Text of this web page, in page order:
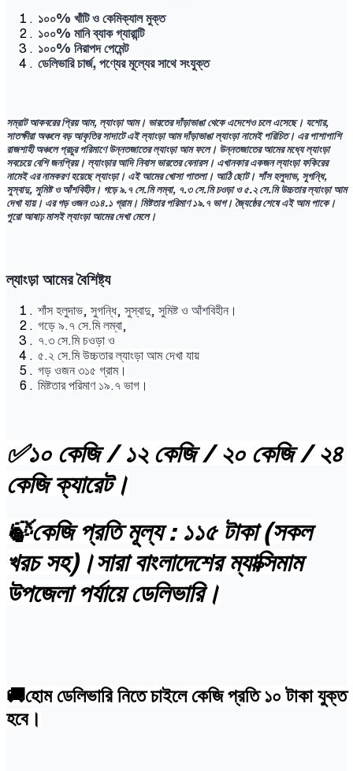
১০০% খাঁটি ও কেমিক্যাল মুক্ত
১০০% মানি ব্যাক গ্যারান্টি
১০০% নিরাপদ পেমেন্ট
ডেলিভারি চার্জ, পণ্যের মূল্যের সাথে সংযুক্ত
সম্রাট আকবরের প্রিয় আম, ল্যাংড়া আম। ভারতের দাঁড়াভাঙা থেকে এদেশেও চলে এসেছে। যশোর,
সাতক্ষীরা অঞ্চলে বড় আকৃতির সাদাটে এই ল্যাংড়া আম দাঁড়াভাঙা ল্যাংড়া নামেই পরিচিত। এর পাশাপাশি
রাজশাহী অঞ্চলে প্রচুর পরিমাণে উন্নতজাতের ল্যাংড়া আম ফলে। উন্নতজাতের আমের মধ্যে ল্যাংড়া
সবচেয়ে বেশি জনপ্রিয়। ল্যাংড়ার আদি নিবাস ভারতের বেনারস। এখানকার একজন ল্যাংড়া ফকিরের
নামেই এর নামকরণ হয়েছে ল্যাংড়া। এই আমের খোসা পাতলা। আঠি ছোট। শাঁস হলুদাভ, সুগন্ধি,
সুস্বাদু, সুমিষ্ট ও আঁশবিহীন। গড়ে ৯.৭ সে.মি লম্বা, ৭.৩ সে.মি চওড়া ও ৫.২ সে.মি উচ্চতার ল্যাংড়া আম
দেখা যায়। এর গড় ওজন ৩১৪.১ গ্রাম। মিষ্টতার পরিমাণ ১৯.৭ ভাগ। জ্যৈষ্ঠের শেষে এই আম পাকে।
পুরো আষাঢ় মাসই ল্যাংড়া আমের দেখা মেলে।
ল্যাংড়া আমের বৈশিষ্ট্য
শাঁস হলুদাভ, সুগন্ধি, সুস্বাদু, সুমিষ্ট ও আঁশবিহীন।
গড়ে ৯.৭ সে.মি লম্বা,
৭.৩ সে.মি চওড়া ও
৫.২ সে.মি উচ্চতার ল্যাংড়া আম দেখা যায়
গড় ওজন ৩১৫ গ্রাম।
মিষ্টতার পরিমাণ ১৯.৭ ভাগ।
✅১০ কেজি / ১২ কেজি / ২০ কেজি / ২৪
কেজি ক্যারেট।
🍃কেজি প্রতি মূল্য : ১১৫ টাকা (সকল
খরচ সহ)।সারা বাংলাদেশের ম্যাক্সিমাম
উপজেলা পর্যায়ে ডেলিভারি।
🚚হোম ডেলিভারি নিতে চাইলে কেজি প্রতি ১০ টাকা যুক্ত
হবে।